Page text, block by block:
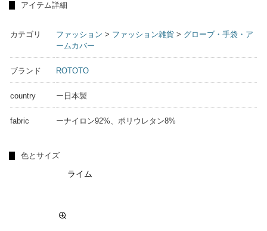
アイテム詳細
カテゴリ ファッション > ファッション雑貨 > グローブ・手袋・ア
ームカバー
ブランド ROTOTO
country ー日本製
fabric ーナイロン92%、ポリウレタン8%
色とサイズ
ライム